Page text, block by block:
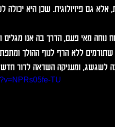
אלא גם פיזיולוגית. שכן היא
נוחה מאי פעם, הדרך בה אנו
שתורמים ללא הרף לנוף ההולך
לשגשג, ומעניקה השראה לדור
TU